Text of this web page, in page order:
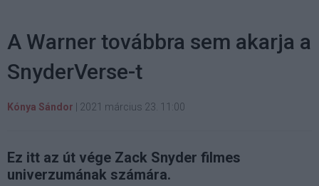
A Warner továbbra sem akarja a
SnyderVerse-t
Kónya Sándor 2021 március 23. 11:00
Ez itt az út vége Zack Snyder filmes
univerzumának számára.